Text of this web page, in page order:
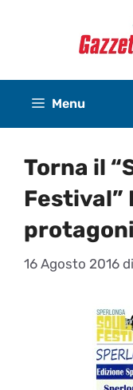
Menu
Torna il
Festival”
16 Agosto 2016 di